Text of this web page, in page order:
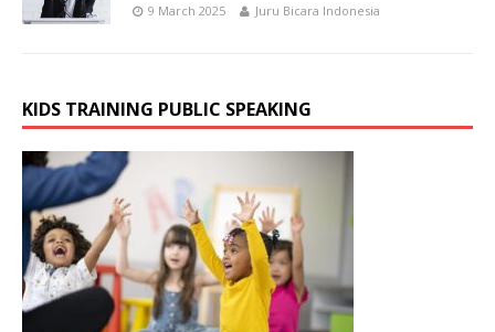
9 March 2025 Juru Bicara Indonesia
KIDS TRAINING PUBLIC SPEAKING